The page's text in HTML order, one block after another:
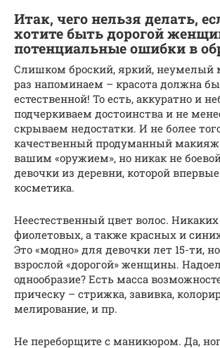
Итак, чего нельзя делать,
хотите быть дорогой
потенциальные ошибки в
Слишком броский, яркий,
раз напоминаем – красота должна
естественной! То есть, аккуратно и
подчеркиваем достоинства и не
скрываем недостатки. И не более
качественный продуманный
вашим «оружием», но никак не
девочки из деревни, которой
косметика.
Неестественный цвет волос.
фиолетовых, а также красных и
Это «модно» для девочки лет 15-ти,
взрослой «дорогой» женщины.
однообразие? Есть масса
прическу – стрижка, завивка,
мелирование, и пр.
Не переборщите с маникюром. Да,